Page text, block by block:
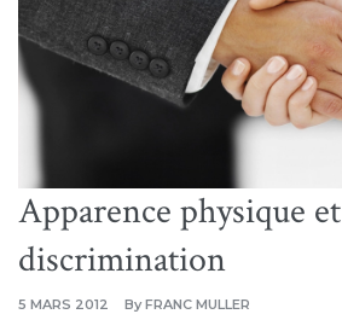
Apparence physique et
discrimination
5 MARS 2012 By FRANC MULLER